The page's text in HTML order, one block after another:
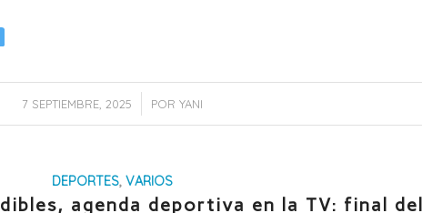
7 SEPTIEMBRE, 2025
/ PORYANI
DEPORTES,VARIOS
agenda deportiva en la TV: final del